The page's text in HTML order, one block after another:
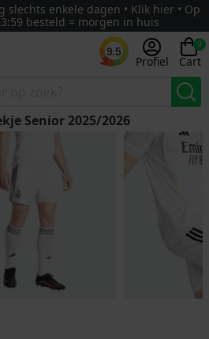
slechts enkele dagen • Klik hier • Op
besteld = morgen in huis
9.5
Profiel
0
Cart
Senior 2025/2026